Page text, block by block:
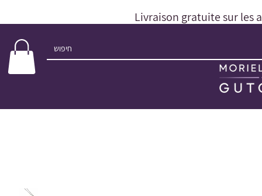
Livraison gratuite sur les